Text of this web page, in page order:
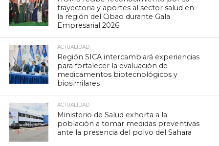
trayectoria y aportes al sector salud en
la región del Cibao durante Gala
Empresarial 2026
ACTUALIDAD
Región SICA intercambiará experiencias
para fortalecer la evaluación de
medicamentos biotecnológicos y
biosimilares
ACTUALIDAD
Ministerio de Salud exhorta a la
población a tomar medidas preventivas
ante la presencia del polvo del Sahara